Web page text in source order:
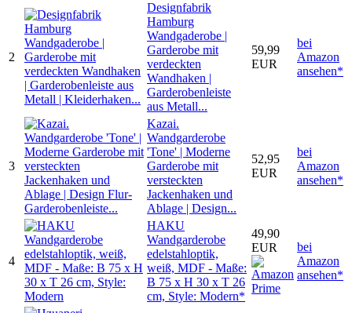
2
Designfabrik
Hamburg
Wandgaderobe |
Garderobe mit
verdeckten
Wandhaken |
Garderobenleiste
aus Metall...
59,99
EUR
bei
Amazon
ansehen*
3
Kazai.
Wandgarderobe
'Tone' | Moderne
Garderobe mit
versteckten
Jackenhaken und
Ablage | Design...
52,95
EUR
bei
Amazon
ansehen*
4
HAKU
Wandgarderobe
edelstahloptik,
weiß, MDF - Maße:
B 75 x H 30 x T 26
cm, Style: Modern*
49,90
EUR
bei
Amazon
ansehen*